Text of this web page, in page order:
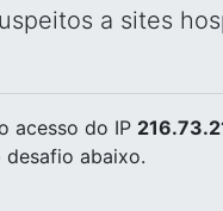
a sites
acesso do IP
desafio abaixo.